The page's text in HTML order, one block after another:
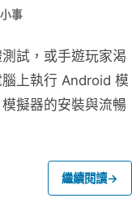
事
試，或手遊玩家渴
上執行 Android 模
擬器的安裝與流暢
繼續閱讀→